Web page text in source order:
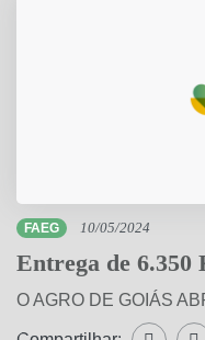
FAEG 10/05/2024
Entrega de 6.350
O AGRO DE GOIÁS